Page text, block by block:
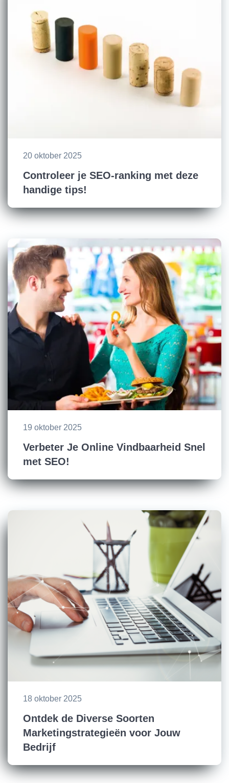
20 oktober 2025
Controleer je SEO-ranking met deze
handige tips!
19 oktober 2025
Verbeter Je Online Vindbaarheid Snel
met SEO!
18 oktober 2025
Ontdek de Diverse Soorten
Marketingstrategieën voor Jouw
Bedrijf